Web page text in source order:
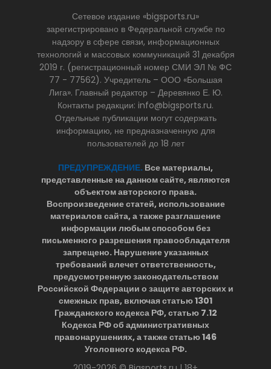
Сетевое издание «bigsports.ru»
зарегистрировано в Федеральной службе по
надзору в сфере связи, информационных
технологий и массовых коммуникаций 31 декабря
2019 г. (регистрационный номер СМИ ЭЛ № ФС
77 - 77562). Учредитель – ООО «Большая
Лига». Главный редактор – Деревянко Е. Ю.
Контакты редакции: info@bigsports.ru.
Отдельные публикации могут содержать
информацию, не предназначенную для
пользователей до 18 лет
ПРЕДУПРЕЖДЕНИЕ. Все материалы,
представленные на данном сайте, являются
объектом авторского права.
Воспроизведение статей, использование
материалов сайта, а также разглашение
информации любым способом без
письменного разрешения правообладателя
запрещено. Нарушение указанных
требований влечет ответственность,
предусмотренную законодательством
Российской Федерации о защите авторских и
смежных прав, включая статью 1301
Гражданского кодекса РФ, статью 7.12
Кодекса РФ об административных
правонарушениях, а также статью 146
Уголовного кодекса РФ.